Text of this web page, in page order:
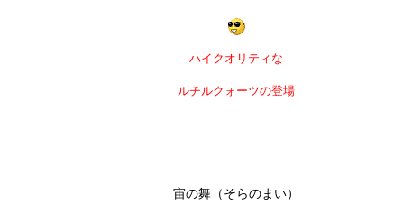
ハイクオリティな
ルチルクォーツの登場
宙の舞（そらのまい）